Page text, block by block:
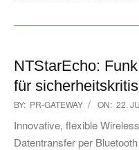
NTStarEcho:
für
2021-
06-
22
BY: PR-GATEWAY ON: 22.
Innovative, flexible
Datentransfer per